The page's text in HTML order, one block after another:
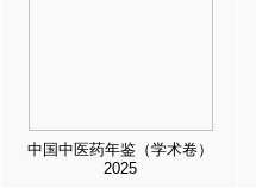
中国中医药年鉴（学术卷）
2025